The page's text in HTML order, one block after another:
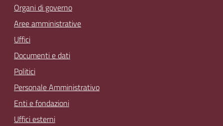
Organi di governo
Aree amministrative
Uffici
Documenti e dati
Politici
Personale Amministrativo
Enti e fondazioni
Uffici esterni